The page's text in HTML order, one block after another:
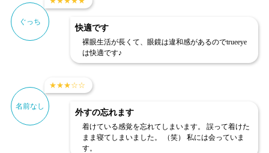
ぐっち
快適です
裸眼生活が長くて、眼鏡は違和感があるのでtrueeye
は快適です♪
★★★☆☆
名前なし
外すの忘れます
着けている感覚を忘れてしまいます。 誤って着けた
まま寝てしまいました。 （笑） 私には会っていま
す。